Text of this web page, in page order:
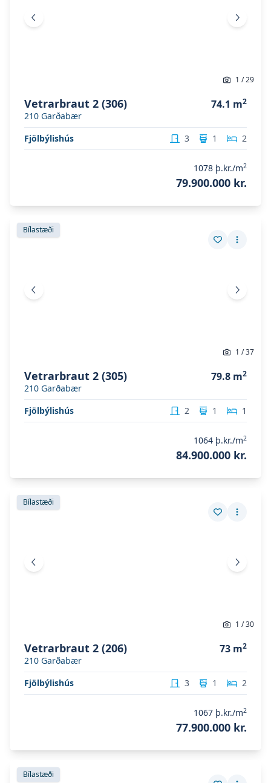
Fyrri mynd Næsta
1 /29
Vetrarbraut 2 (306)
210 Garðabær
74.1 m2
Fjölbýlishús 3 1 2
1078 þ.kr./m2
79.900.000 kr.
Skoða eignina
Bílastæði
Vista eign
Fleiri
Skoða eignina
Fyrri mynd Næsta
1 /37
Vetrarbraut 2 (305)
210 Garðabær
79.8 m2
Fjölbýlishús 2 1 1
1064 þ.kr./m2
84.900.000 kr.
Skoða eignina
Bílastæði
Vista eign
Fleiri
Skoða eignina
Fyrri mynd Næsta
1 /30
Vetrarbraut 2 (206)
210 Garðabær
73 m2
Fjölbýlishús 3 1 2
1067 þ.kr./m2
77.900.000 kr.
Skoða eignina
Bílastæði
Skoða eignina